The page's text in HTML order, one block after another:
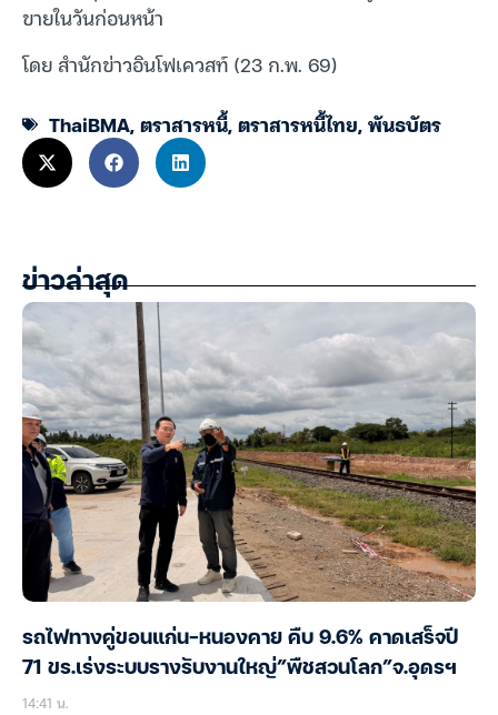
ขายในวันก่อนหน้า
โดย สำนักข่าวอินโฟเควสท์ (23 ก.พ. 69)
ThaiBMA,ตราสารหนี้,ตราสารหนี้ไทย,พันธบัตร
ข่าวล่าสุด
รถไฟทางคู่ขอนแก่น-หนองคาย คืบ 9.6% คาดเสร็จปี
71 ขร.เร่งระบบรางรับงานใหญ่”พืชสวนโลก”จ.อุดรฯ
14:41 น.